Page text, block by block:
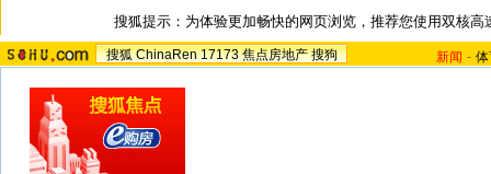
搜狐提示：为体验更加畅快的网页浏览，推荐您使用双核高
搜狐 ChinaRen 17173 焦点房地产 搜狗 新闻 -